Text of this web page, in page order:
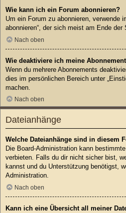
Wie kann ich ein Forum abonnieren?
Um ein Forum zu abonnieren, verwende
abonnieren“, der sich meist am Ende der
Nach oben
Wie deaktiviere ich meine
Wenn du mehrere Abonnements
dies im persönlichen Bereich unter
machen.
Nach oben
Dateianhänge
Welche Dateianhänge sind in diesem
Die Board-Administration kann
verbieten. Falls du dir nicht sicher bist,
kannst und du Unterstützung benötigst,
Administration.
Nach oben
Kann ich eine Übersicht all meiner